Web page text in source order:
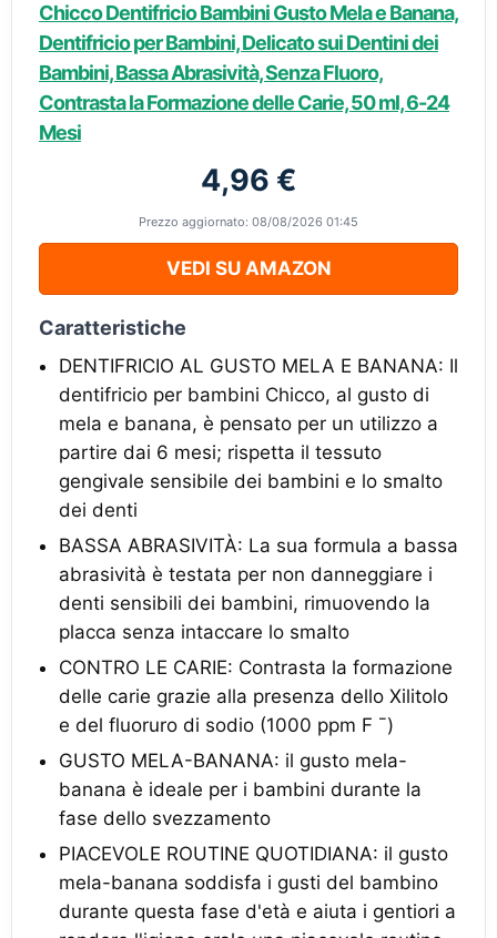
Chicco Dentifricio Bambini Gusto Mela e Banana,
Dentifricio per Bambini, Delicato sui Dentini dei
Bambini, Bassa Abrasività, Senza Fluoro,
Contrasta la Formazione delle Carie, 50 ml, 6-24
Mesi
4,96 €
Prezzo aggiornato: 08/08/2026 01:45
VEDI SU AMAZON
Caratteristiche
DENTIFRICIO AL GUSTO MELA E BANANA: Il
dentifricio per bambini Chicco, al gusto di
mela e banana, è pensato per un utilizzo a
partire dai 6 mesi; rispetta il tessuto
gengivale sensibile dei bambini e lo smalto
dei denti
BASSA ABRASIVITÀ: La sua formula a bassa
abrasività è testata per non danneggiare i
denti sensibili dei bambini, rimuovendo la
placca senza intaccare lo smalto
CONTRO LE CARIE: Contrasta la formazione
delle carie grazie alla presenza dello Xilitolo
e del fluoruro di sodio (1000 ppm F ¯)
GUSTO MELA-BANANA: il gusto mela-
banana è ideale per i bambini durante la
fase dello svezzamento
PIACEVOLE ROUTINE QUOTIDIANA: il gusto
mela-banana soddisfa i gusti del bambino
durante questa fase d'età e aiuta i gentiori a